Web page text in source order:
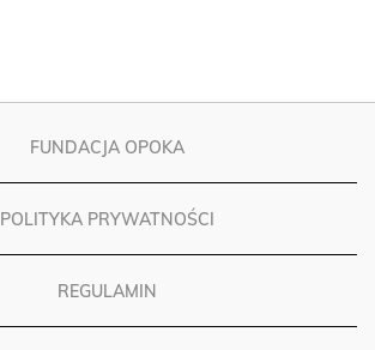
FUNDACJA OPOKA
POLITYKA PRYWATNOŚCI
REGULAMIN